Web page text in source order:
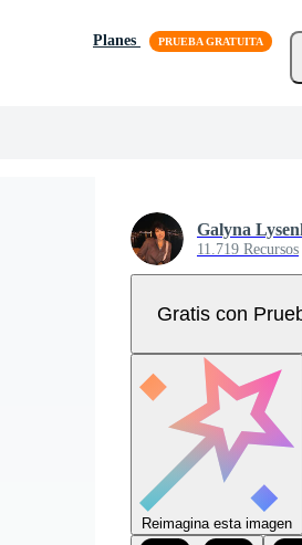
Planes
Galyna
11.719 Recursos
Gratis con
Reimagina esta imagen